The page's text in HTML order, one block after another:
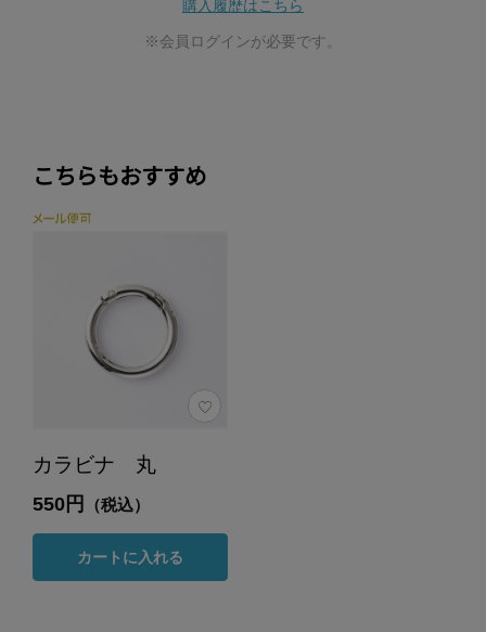
購入履歴はこちら
※会員ログインが必要です。
こちらもおすすめ
カラビナ 丸
550円 （税込）
カートに入れる